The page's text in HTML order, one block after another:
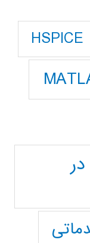
HSPICE